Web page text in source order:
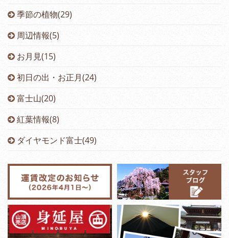
季節の植物(29)
周辺情報(5)
お月見(15)
初日の出・お正月(24)
富士山(20)
紅葉情報(8)
ダイヤモンド富士(49)